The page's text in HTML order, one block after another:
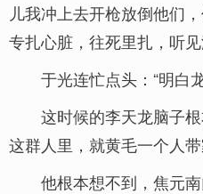
儿我冲上去开枪放倒他们
专扎心脏，往死里扎，听
于光连忙点头：“明白
这时候的李天龙脑子
这群人里，就黄毛一个人带
他根本想不到，焦元